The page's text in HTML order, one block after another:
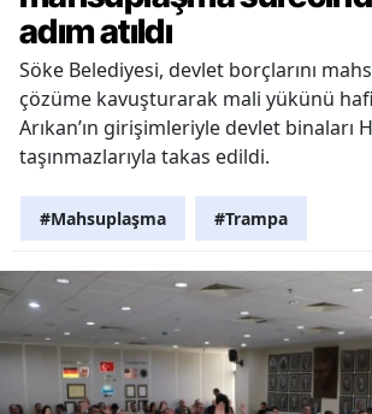
adım atıldı
Söke Belediyesi, devlet borçlarını
çözüme kavuşturarak mali yükünü
Arıkan’ın girişimleriyle devlet binaları
taşınmazlarıyla takas edildi.
#Mahsuplaşma #Trampa